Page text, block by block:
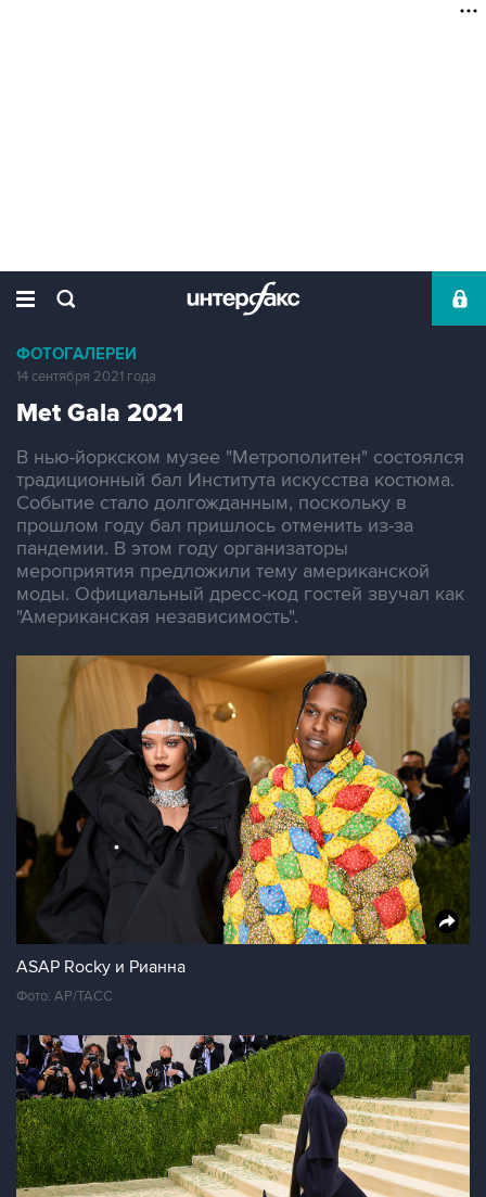
ФОТОГАЛЕРЕИ
14 сентября 2021 года
Met Gala 2021
В нью-йоркском музее "Метрополитен" состоялся
традиционный бал Института искусства костюма.
Событие стало долгожданным, поскольку в
прошлом году бал пришлось отменить из-за
пандемии. В этом году организаторы
мероприятия предложили тему американской
моды. Официальный дресс-код гостей звучал как
"Американская независимость".
ASAP Rocky и Рианна
Фото: AP/ТАСС